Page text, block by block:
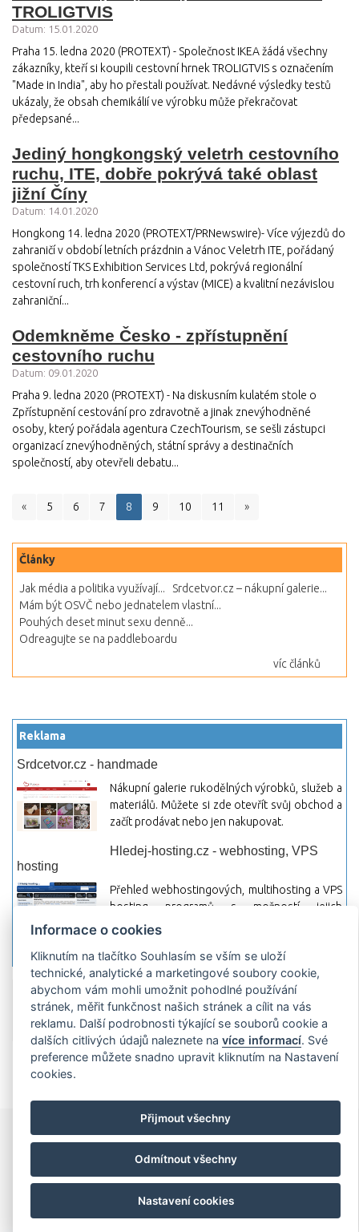
TROLIGTVIS
Datum: 15.01.2020
Praha 15. ledna 2020 (PROTEXT) - Společnost IKEA žádá všechny
zákazníky, kteří si koupili cestovní hrnek TROLIGTVIS s označením
"Made in India", aby ho přestali používat. Nedávné výsledky testů
ukázaly, že obsah chemikálií ve výrobku může překračovat
předepsané...
Jediný hongkongský veletrh cestovního
ruchu, ITE, dobře pokrývá také oblast
jižní Číny
Datum: 14.01.2020
Hongkong 14. ledna 2020 (PROTEXT/PRNewswire)- Více výjezdů do
zahraničí v období letních prázdnin a Vánoc Veletrh ITE, pořádaný
společností TKS Exhibition Services Ltd, pokrývá regionální
cestovní ruch, trh konferencí a výstav (MICE) a kvalitní nezávislou
zahraniční...
Odemkněme Česko - zpřístupnění
cestovního ruchu
Datum: 09.01.2020
Praha 9. ledna 2020 (PROTEXT) - Na diskusním kulatém stole o
Zpřístupnění cestování pro zdravotně a jinak znevýhodněné
osoby, který pořádala agentura CzechTourism, se sešli zástupci
organizací znevýhodněných, státní správy a destinačních
společností, aby otevřeli debatu...
« 5 6 7 8 9 10 11 »
Články
Jak média a politika využívají...
Srdcetvor.cz – nákupní galerie...
Mám být OSVČ nebo jednatelem vlastní...
Pouhých deset minut sexu denně...
Odreagujte se na paddleboardu
víc článků
Reklama
Srdcetvor.cz - handmade
Nákupní galerie rukodělných výrobků, služeb a
materiálů. Můžete si zde otevřít svůj obchod a
začít prodávat nebo jen nakupovat.
Hledej-hosting.cz - webhosting, VPS
hosting
Přehled webhostingových, multihosting a VPS
hosting programů s možností jejich
pokročilého vyhledávání a porovnávání.
Přidat server Propagace Co je RSS o
rssMonitor.cz Partneři Reklama Podmínky používání Ochrana
osobních údajů Kontakt
Copyright © 2009 rssMonitor.cz Všechny práva vyhrazené. Autor a
provozovatel nezodpovídá za obsah a jeho následky.
Informace o cookies
Kliknutím na tlačítko Souhlasím se vším se uloží
technické, analytické a marketingové soubory cookie,
abychom vám mohli umožnit pohodlné používání
stránek, měřit funkčnost našich stránek a cílit na vás
reklamu. Další podrobnosti týkající se souborů cookie a
dalších citlivých údajů naleznete navíce informací. Své
preference můžete snadno upravit kliknutím na Nastavení
cookies.
Přijmout všechny
Odmítnout všechny
Nastavení cookies